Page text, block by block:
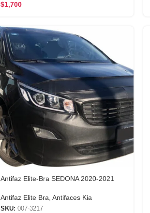
$1,700
Antifaz Elite-Bra SEDONA 2020-2021
Antifaz Elite Bra Antifaces Kia
SKU: 007-3217